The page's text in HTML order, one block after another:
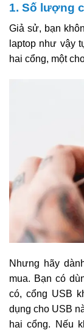
1. Số lượng
Giả sử, bạn
laptop như vậy
hai cổng, một
Nhưng hãy
mua. Bạn có
có, cổng USB
dụng cho USB
hai cổng. Nếu